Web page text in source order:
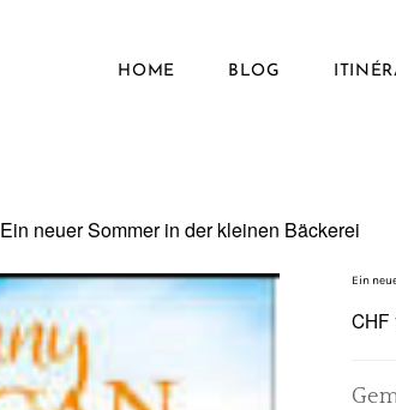
HOME BLOG
Ein neuer Sommer in der kleinen Bäckerei
Ein
CHF